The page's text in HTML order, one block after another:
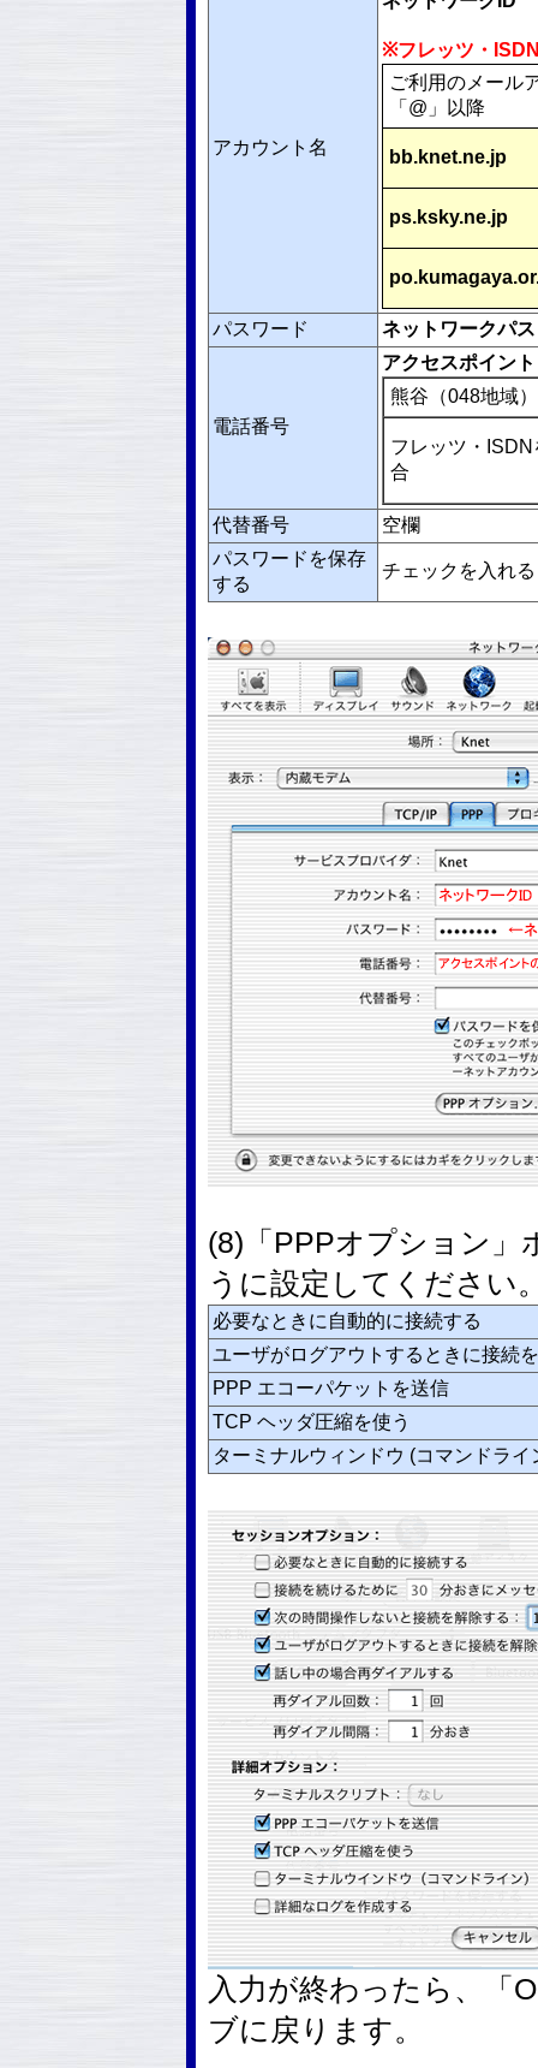
アカウント名
※フレッツ・
ご利用のメール
「@」以降
bb.knet.ne.jp
ps.ksky.ne.jp
パスワード ネットワークパ
電話番号
アクセスポイント
熊谷（048地域）
フレッツ・
合
代替番号
空欄
パスワードを保存
する
チェックを入れる
(8)「PPPオプション」
うに設定してください
必要なときに自動的に接続する
ユーザがログアウトするときに接続
PPP エコーパケットを送信
TCP ヘッダ圧縮を使う
ターミナルウィンドウ (コマンドラ
入力が終わったら、「
ブに戻ります。